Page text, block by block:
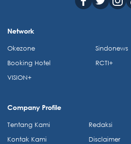
Network
Okezone
Booking Hotel
VISION+
Sindonews
RCTI+
Company Profile
Tentang Kami
Kontak Kami
Redaksi
Disclaimer